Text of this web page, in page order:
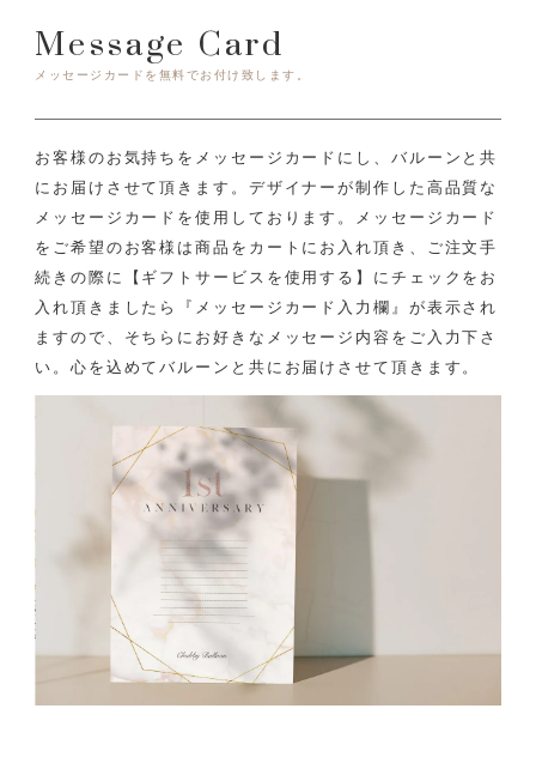
Message Card
メッセージカードを無料でお付け致します。
お客様のお気持ちをメッセージカードにし、バルーンと共
にお届けさせて頂きます。 デザイナーが制作した高品質な
メッセージカードを使用しております。
メッセージカード
をご希望のお客様は商品をカートにお入れ頂き、ご注文手
続きの際に
【ギフトサービスを使用する】にチェックをお
入れ頂きましたら
『メッセージカード入力欄』が表示され
ますので、そちらにお好きなメッセージ内容をご入力下さ
い。 心を込めてバルーンと共にお届けさせて頂きます。